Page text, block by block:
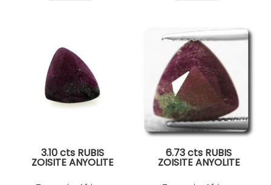
3.10 cts RUBIS
ZOISITE ANYOLITE
6.73 cts RUBIS
ZOISITE ANYOLITE